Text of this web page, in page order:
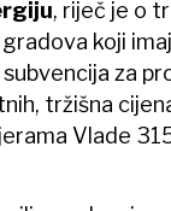
, riječ je o
koji
za
tržišna
Vlade